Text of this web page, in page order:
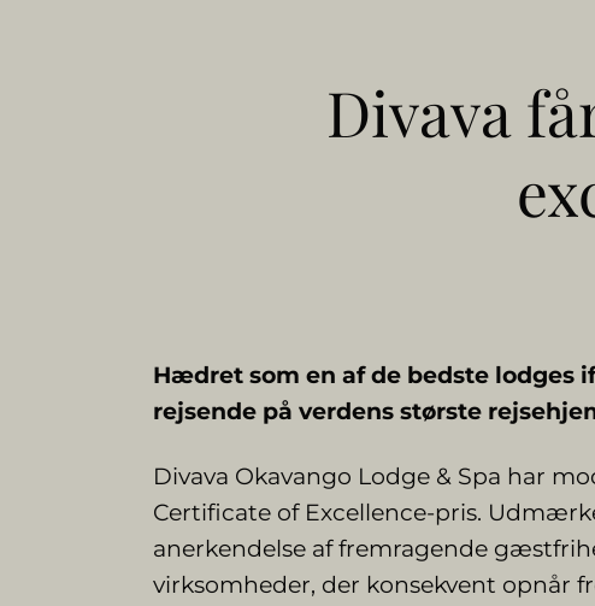
Divava
Hædret som en af de bedste lodges
rejsende på verdens største
Divava Okavango Lodge & Spa har
Certificate of Excellence-pris.
anerkendelse af fremragende
virksomheder, der konsekvent opnår